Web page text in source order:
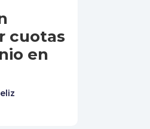
cuotas
en